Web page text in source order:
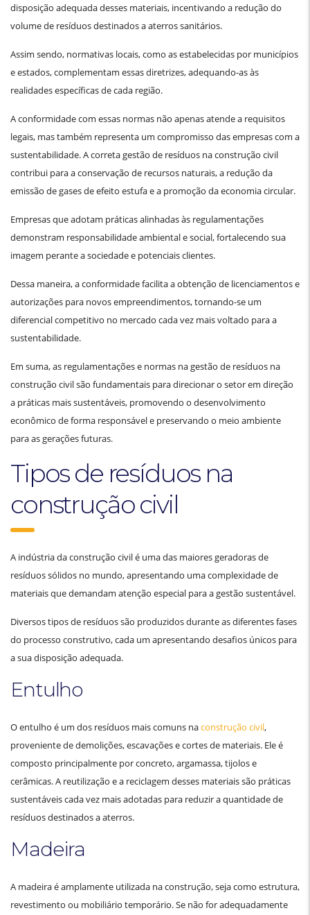
disposição adequada desses materiais, incentivando a redução do
volume de resíduos destinados a aterros sanitários.
Assim sendo, normativas locais, como as estabelecidas por municípios
e estados, complementam essas diretrizes, adequando-as às
realidades específicas de cada região.
A conformidade com essas normas não apenas atende a requisitos
legais, mas também representa um compromisso das empresas com a
sustentabilidade. A correta gestão de resíduos na construção civil
contribui para a conservação de recursos naturais, a redução da
emissão de gases de efeito estufa e a promoção da economia circular.
Empresas que adotam práticas alinhadas às regulamentações
demonstram responsabilidade ambiental e social, fortalecendo sua
imagem perante a sociedade e potenciais clientes.
Dessa maneira, a conformidade facilita a obtenção de licenciamentos e
autorizações para novos empreendimentos, tornando-se um
diferencial competitivo no mercado cada vez mais voltado para a
sustentabilidade.
Em suma, as regulamentações e normas na gestão de resíduos na
construção civil são fundamentais para direcionar o setor em direção
a práticas mais sustentáveis, promovendo o desenvolvimento
econômico de forma responsável e preservando o meio ambiente
para as gerações futuras.
Tipos de resíduos na
construção civil
A indústria da construção civil é uma das maiores geradoras de
resíduos sólidos no mundo, apresentando uma complexidade de
materiais que demandam atenção especial para a gestão sustentável.
Diversos tipos de resíduos são produzidos durante as diferentes fases
do processo construtivo, cada um apresentando desafios únicos para
a sua disposição adequada.
Entulho
O entulho é um dos resíduos mais comuns naconstrução civil,
proveniente de demolições, escavações e cortes de materiais. Ele é
composto principalmente por concreto, argamassa, tijolos e
cerâmicas. A reutilização e a reciclagem desses materiais são práticas
sustentáveis cada vez mais adotadas para reduzir a quantidade de
resíduos destinados a aterros.
Madeira
A madeira é amplamente utilizada na construção, seja como estrutura,
revestimento ou mobiliário temporário. Se não for adequadamente